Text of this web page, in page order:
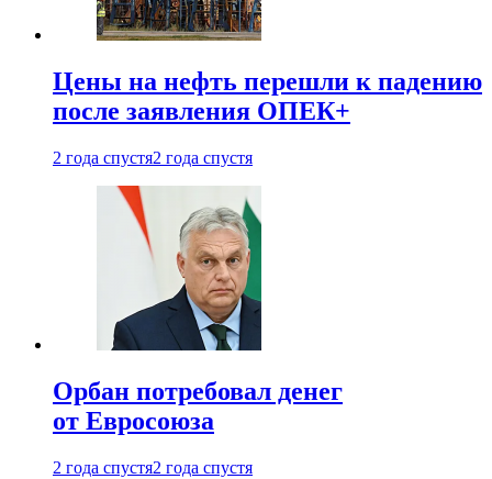
Цены на нефть перешли к падению
после заявления ОПЕК+
2 года спустя2 года спустя
Орбан потребовал денег
от Евросоюза
2 года спустя2 года спустя